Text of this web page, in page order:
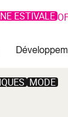
ESTIVALE
MODE